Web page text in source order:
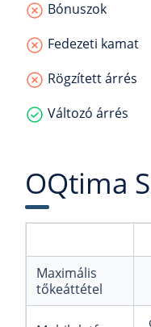
Bónuszok
Fedezeti kamat
Rögzített árrés
Változó árrés
OQtima
Maximális
tőkeáttétel